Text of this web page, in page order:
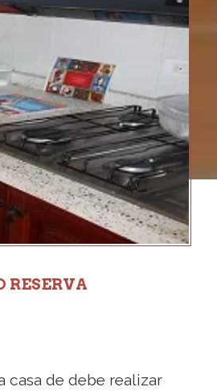
RESERVA
casa de debe realizar